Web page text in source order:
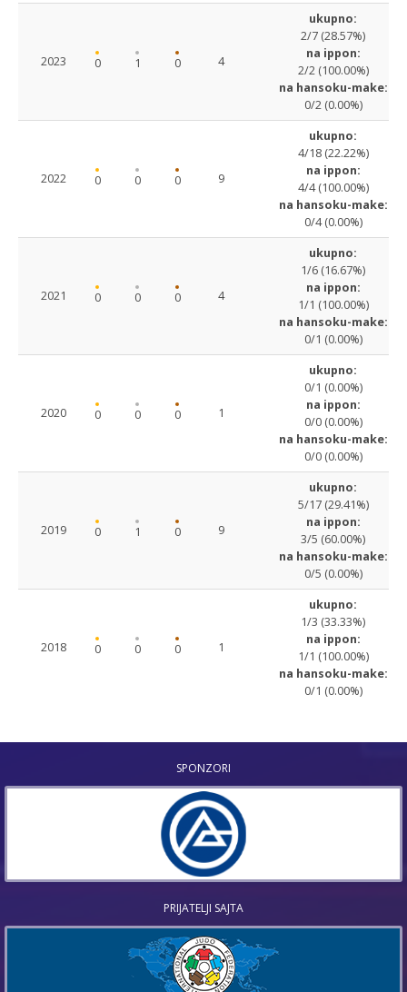
2023 0 1 0 4
ukupno:
2/7 (28.57%)
na ippon:
2/2 (100.00%)
na hansoku-make:
0/2 (0.00%)
2022 0 0 0 9
ukupno:
4/18 (22.22%)
na ippon:
4/4 (100.00%)
na hansoku-make:
0/4 (0.00%)
2021 0 0 0 4
ukupno:
1/6 (16.67%)
na ippon:
1/1 (100.00%)
na hansoku-make:
0/1 (0.00%)
2020 0 0 0 1
ukupno:
0/1 (0.00%)
na ippon:
0/0 (0.00%)
na hansoku-make:
0/0 (0.00%)
2019 0 1 0 9
ukupno:
5/17 (29.41%)
na ippon:
3/5 (60.00%)
na hansoku-make:
0/5 (0.00%)
2018 0 0 0 1
ukupno:
1/3 (33.33%)
na ippon:
1/1 (100.00%)
na hansoku-make:
0/1 (0.00%)
SPONZORI
PRIJATELJI SAJTA